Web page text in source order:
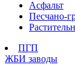
Асфальт
Песчано-
ПГП
ЖБИ заводы